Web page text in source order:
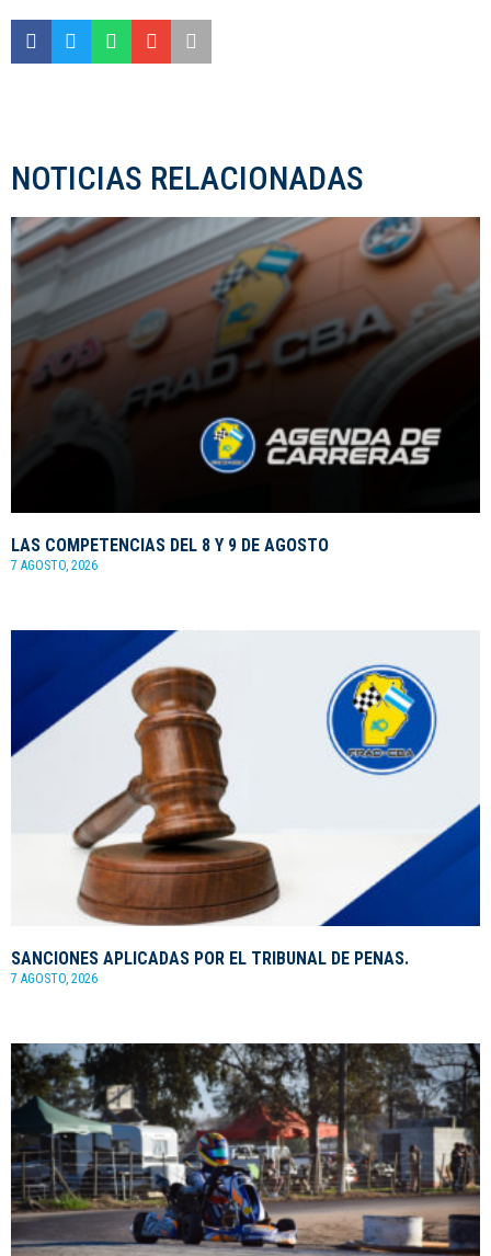
NOTICIAS RELACIONADAS
LAS COMPETENCIAS DEL 8 Y 9 DE AGOSTO
7 AGOSTO, 2026
SANCIONES APLICADAS POR EL TRIBUNAL DE PENAS.
7 AGOSTO, 2026